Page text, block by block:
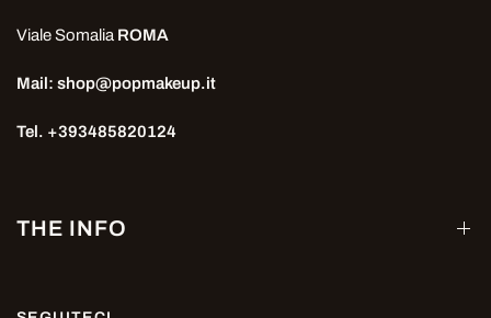
Viale Somalia ROMA
Mail: shop@popmakeup.it
Tel. +393485820124
THE INFO